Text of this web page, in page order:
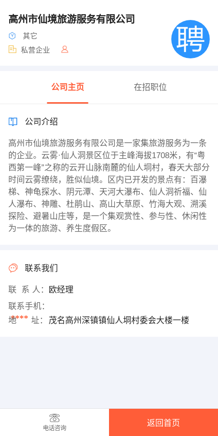
高州市仙境旅游服务有限公司
其它
私营企业
公司主页 在招职位
公司介绍
高州市仙境旅游服务有限公司是一家集旅游服务为一条
的企业。云雾·仙人洞景区位于主峰海拔1708米，有“粤
西第一峰”之称的云开山脉南麓的仙人垌村，春天大部分
时间云雾缭绕，胜似仙境。区内已开发的景点有：百瀑
梯、神龟探水、阴元潭、天河大瀑布、仙人洞祈福、仙
人瀑布、神雕、杜鹃山、高山大草原、竹海大观、溯溪
探险、避暑山庄等，是一个集观赏性、参与性、休闲性
为一体的旅游、养生度假区。
联系我们
联 系 人：
欧经理
联系手机：
****
地 址： 茂名高州深镇镇仙人垌村委会大楼一楼
电话咨询
返回首页